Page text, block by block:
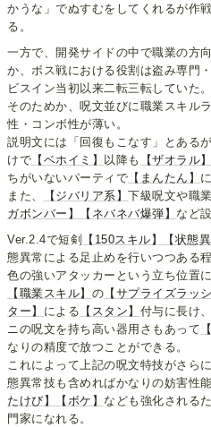
かうな」でぬすむをしてくれるが作
る。
一方で、開発サイドの中で職業の方
か、ボス戦における役割は盗み専門
ビスイン当初以来二転三転していた。
そのためか、呪文並びに職業スキル
性・コンボ性が薄い。
説明文には「回復もこなす」とある
けで 【ベホイミ】 以降も 【ザオラル】
ちがいないパーティで 【まんたん】
また、
【ジバリア系】下級呪文や職
ガボンバー】
【ネバネバ爆弾】 など
Ver.2.4で短剣
【150スキル】 【状態
態異常による足止めを行いつつある
色の強いアタッカーという立ち位置
【職業スキル】 の 【サプライズラッシ
ター】 による 【スタン】 付与に長け
ニの呪文を持ち高い器用さもあって
なりの精度で放つことができる。
これによって上記の呪文特技がさら
態異常技も含めればかなりの妨害性
たけび】
【ボケ】 なども強化される
門家になれる。